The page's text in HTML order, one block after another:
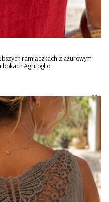
ramiączkach z ażurowym
bokach Agrifoglio